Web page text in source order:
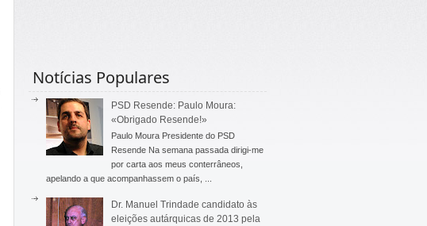
Notícias Populares
PSD Resende: Paulo Moura:
«Obrigado Resende!»
Paulo Moura Presidente do PSD
Resende Na semana passada dirigi-me
por carta aos meus conterrâneos,
apelando a que acompanhassem o país, ...
Dr. Manuel Trindade candidato às
eleições autárquicas de 2013 pela